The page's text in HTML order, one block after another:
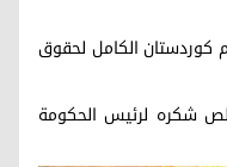
الكامل لحقوق
شكره لرئيس الحكومة